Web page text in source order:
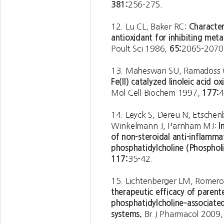
381:256-275.
12. Lu CL, Baker RC:
antioxidant for inhibiting
Poult Sci 1986, 65:2065-
13. Maheswari SU,
Fe(II) catalyzed linoleic acid
Mol Cell Biochem 1997, 177:
14. Leyck S, Dereu N,
Winkelmann J, Parnham MJ:
of non-steroidal anti-
phosphatidylcholine
117:35-42.
15. Lichtenberger LM,
therapeutic efficacy of
systems.
Br J Pharmacol